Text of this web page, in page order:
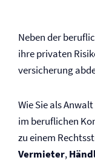
Neben der
ihre privaten
versicherung
Wie Sie als
im beruflichen
zu einem
Vermieter,